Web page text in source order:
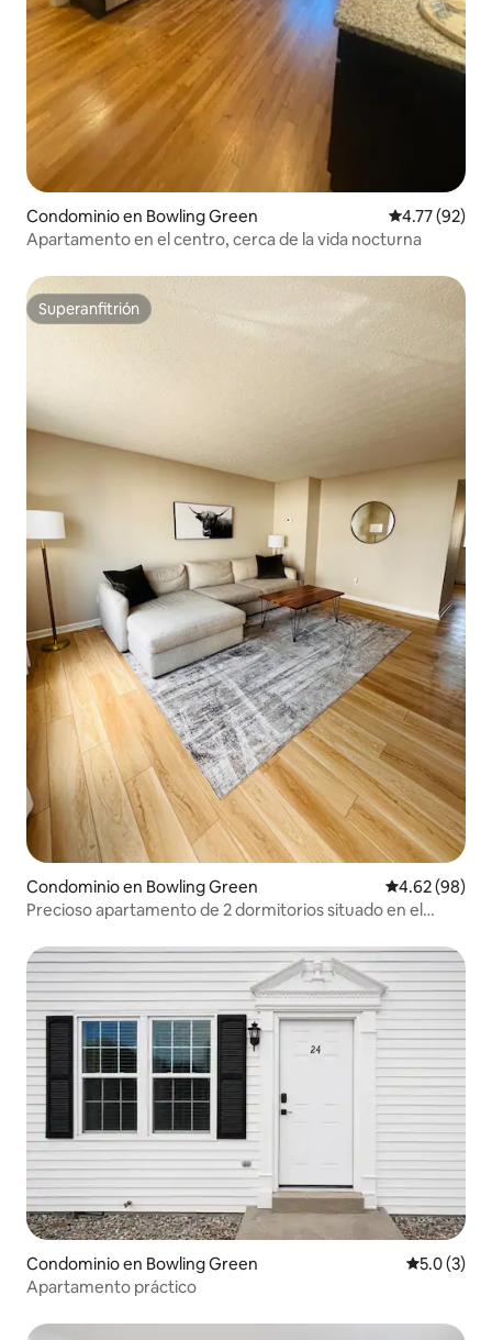
Condominio en Bowling Green Calificación
4.77 (92)
Apartamento en el centro, cerca de la vida nocturna
Superanfitrión
Superanfitrión
Condominio en Bowling Green Calificación
4.62 (98)
Precioso apartamento de 2 dormitorios situado en el
Condominio en Bowling Green
5.0 (3)
Apartamento práctico